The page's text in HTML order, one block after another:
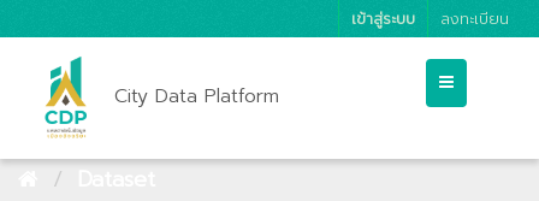
เข้าสู่ระบบ ลงทะเบียน
City Data Platform